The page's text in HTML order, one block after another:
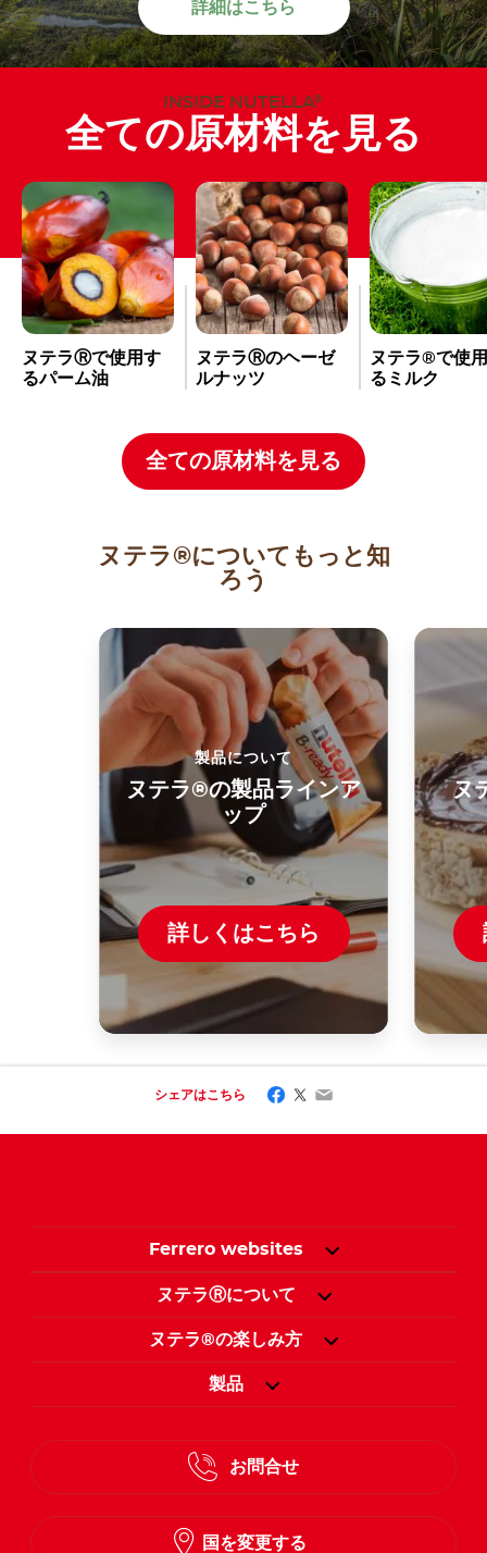
詳細はこちら
INSIDE NUTELLA®
全ての原材料を見る
ヌテラⓇで使用す
るパーム油
ヌテラⓇのヘーゼ
ルナッツ
ヌテラ®で使
るミルク
全ての原材料を見る
ヌテラ®についてもっと知
ろう
製品について
ヌテラ®の製品ラインア
ップ
詳しくはこちら
ヌ
シェアはこちら Facebook
Twitter
Email
Ferrero websites
ヌテラⓇについて
ヌテラ®の楽しみ方
製品
お問合せ
国を変更する